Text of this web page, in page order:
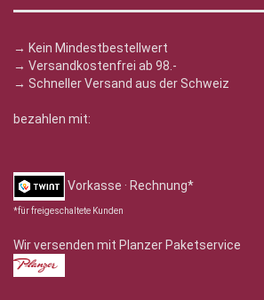
→ Kein Mindestbestellwert
→ Versandkostenfrei ab 98.-
→ Schneller Versand aus der Schweiz
bezahlen mit:
Vorkasse · Rechnung*
*für freigeschaltete Kunden
Wir versenden mit Planzer Paketservice